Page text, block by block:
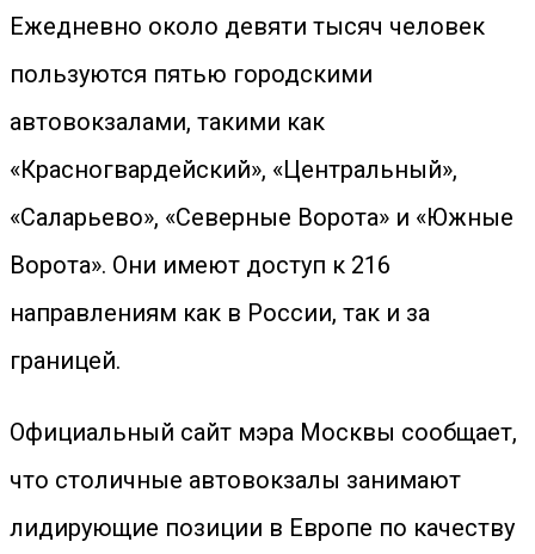
Ежедневно около девяти тысяч человек
пользуются пятью городскими
автовокзалами, такими как
«Красногвардейский», «Центральный»,
«Саларьево», «Северные Ворота» и «Южные
Ворота». Они имеют доступ к 216
направлениям как в России, так и за
границей.
Официальный сайт мэра Москвы сообщает,
что столичные автовокзалы занимают
лидирующие позиции в Европе по качеству